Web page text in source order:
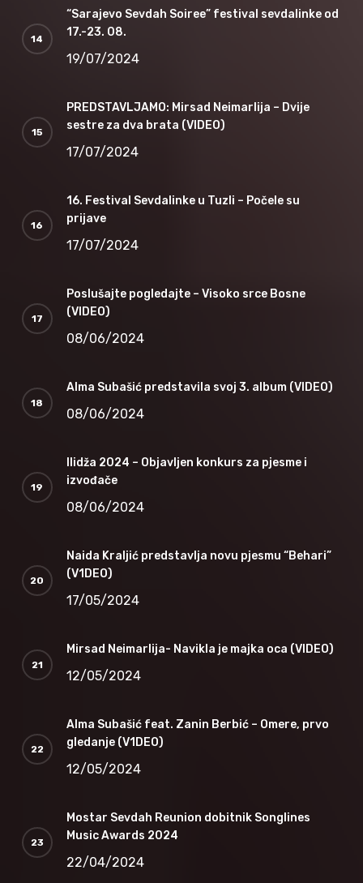
“Sarajevo Sevdah Soiree” festival sevdalinke od
17.-23. 08.
19/07/2024
PREDSTAVLJAMO: Mirsad Neimarlija – Dvije
sestre za dva brata (VIDEO)
17/07/2024
16. Festival Sevdalinke u Tuzli – Počele su
prijave
17/07/2024
Poslušajte pogledajte – Visoko srce Bosne
(VIDEO)
08/06/2024
Alma Subašić predstavila svoj 3. album (VIDEO)
08/06/2024
Ilidža 2024 – Objavljen konkurs za pjesme i
izvođače
08/06/2024
Naida Kraljić predstavlja novu pjesmu “Behari”
(V1DEO)
17/05/2024
Mirsad Neimarlija- Navikla je majka oca (VIDEO)
12/05/2024
Alma Subašić feat. Zanin Berbić – Omere, prvo
gledanje (V1DEO)
12/05/2024
Mostar Sevdah Reunion dobitnik Songlines
Music Awards 2024
22/04/2024